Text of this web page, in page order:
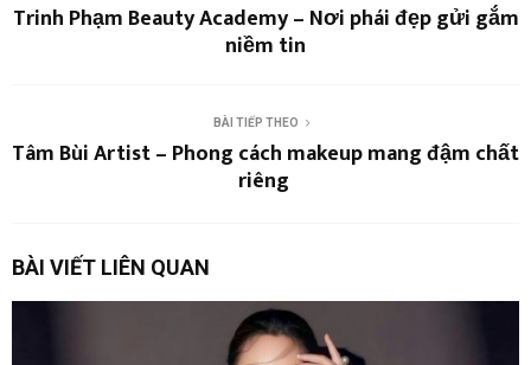
Trinh Phạm Beauty Academy – Nơi phái đẹp gửi gắm
niềm tin
BÀI TIẾP THEO
Tâm Bùi Artist – Phong cách makeup mang đậm chất
riêng
BÀI VIẾT LIÊN QUAN